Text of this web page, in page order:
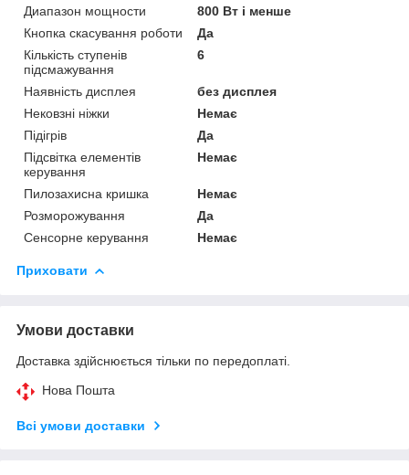
Диапазон мощности
800 Вт і менше
Кнопка скасування роботи
Да
Кількість ступенів
підсмажування
6
Наявність дисплея
без дисплея
Нековзні ніжки
Немає
Підігрів
Да
Підсвітка елементів
керування
Немає
Пилозахисна кришка
Немає
Розморожування
Да
Сенсорне керування
Немає
Приховати
Умови доставки
Доставка здійснюється тільки по передоплаті.
Нова Пошта
Всі умови доставки